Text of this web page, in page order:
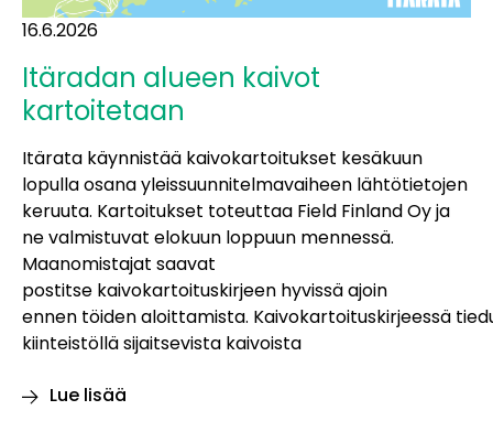
16.6.2026
Itäradan alueen kaivot
kartoitetaan
Itärata käynnistää kaivokartoitukset kesäkuun
lopulla osana yleissuunnitelmavaiheen lähtötietojen
keruuta. Kartoitukset toteuttaa Field Finland Oy ja
ne valmistuvat elokuun loppuun mennessä.
Maanomistajat saavat
postitse kaivokartoituskirjeen hyvissä ajoin
ennen töiden aloittamista. Kaivokartoituskirjeessä
kiinteistöllä sijaitsevista kaivoista
Lue lisää